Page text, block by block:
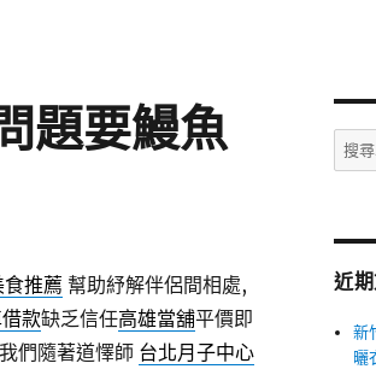
題要鰻魚
推薦 幫助紓解伴侶間相處,
款缺乏信任高雄當舖平價即
們隨著道懌師 台北月子中心
搜
尋
字:
近
新
曬